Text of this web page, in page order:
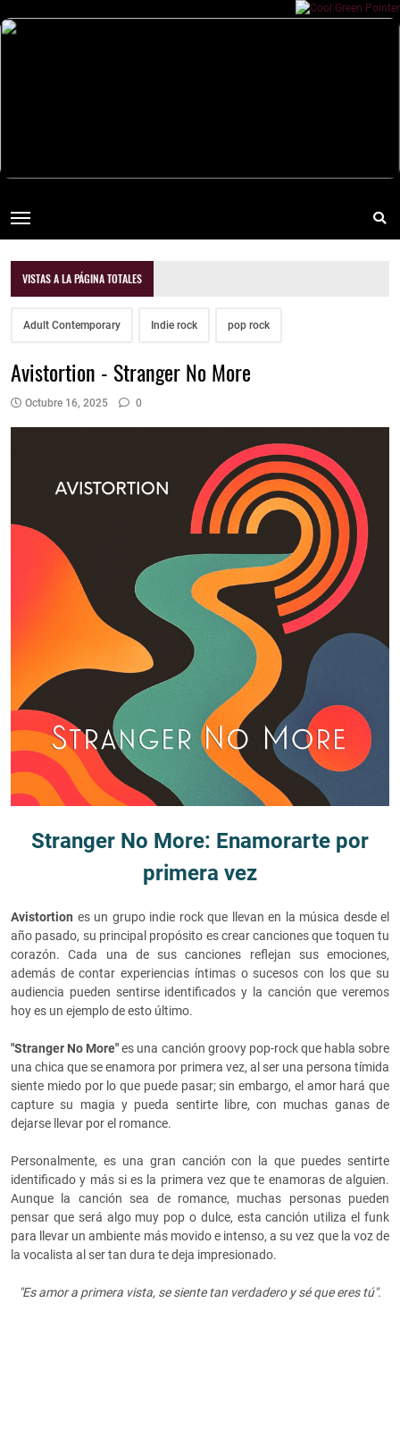
VISTAS A LA PÁGINA TOTALES
Adult Contemporary Indie rock pop rock
Avistortion - Stranger No More
Octubre 16, 2025 0
Stranger No More: Enamorarte por
primera vez
Avistortion es un grupo indie rock que llevan en la música desde el
año pasado, su principal propósito es crear canciones que toquen tu
corazón. Cada una de sus canciones reflejan sus emociones,
además de contar experiencias íntimas o sucesos con los que su
audiencia pueden sentirse identificados y la canción que veremos
hoy es un ejemplo de esto último.
"Stranger No More"es una canción groovy pop-rock que habla sobre
una chica que se enamora por primera vez, al ser una persona tímida
siente miedo por lo que puede pasar; sin embargo, el amor hará que
capture su magia y pueda sentirte libre, con muchas ganas de
dejarse llevar por el romance.
Personalmente, es una gran canción con la que puedes sentirte
identificado y más si es la primera vez que te enamoras de alguien.
Aunque la canción sea de romance, muchas personas pueden
pensar que será algo muy pop o dulce, esta canción utiliza el funk
para llevar un ambiente más movido e intenso, a su vez que la voz de
la vocalista al ser tan dura te deja impresionado.
"Es amor a primera vista, se siente tan verdadero y sé que eres tú".